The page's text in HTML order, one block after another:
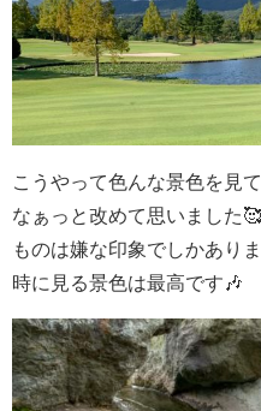
こうやって色んな景色を見
なぁっと改めて思いました
ものは嫌な印象でしかあり
時に見る景色は最高です🎶